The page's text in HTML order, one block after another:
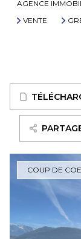
AGENCE
VENTE
COUP DE